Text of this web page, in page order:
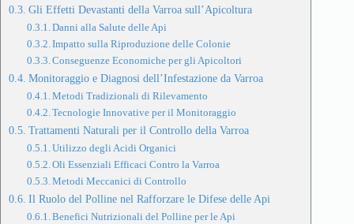
Gli Effetti Devastanti della Varroa sull’Apicoltura
Danni alla Salute delle Api
Impatto sulla Riproduzione delle Colonie
Conseguenze Economiche per gli Apicoltori
Monitoraggio e Diagnosi dell’Infestazione da Varroa
Metodi Tradizionali di Rilevamento
Tecnologie Innovative per il Monitoraggio
Trattamenti Naturali per il Controllo della Varroa
Utilizzo degli Acidi Organici
Oli Essenziali Efficaci Contro la Varroa
Metodi Meccanici di Controllo
Il Ruolo del Polline nel Rafforzare le Difese delle Api
Benefici Nutrizionali del Polline per le Api